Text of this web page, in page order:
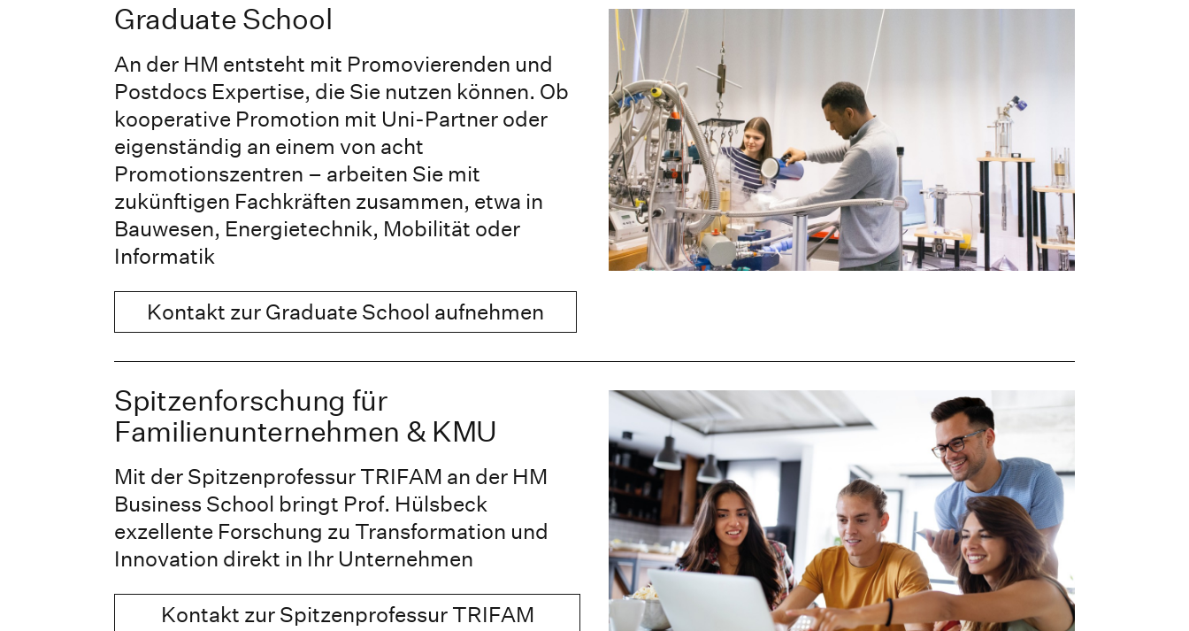
Graduate School
An der HM entsteht mit Promovierenden und
Postdocs Expertise, die Sie nutzen können. Ob
kooperative Promotion mit Uni-Partner oder
eigenständig an einem von acht
Promotionszentren – arbeiten Sie mit
zukünftigen Fachkräften zusammen, etwa in
Bauwesen, Energietechnik, Mobilität oder
Informatik
Kontakt zur Graduate School aufnehmen
Spitzenforschung für
Familienunternehmen & KMU
Mit der Spitzenprofessur TRIFAM an der HM
Business School bringt Prof. Hülsbeck
exzellente Forschung zu Transformation und
Innovation direkt in Ihr Unternehmen
Kontakt zur Spitzenprofessur TRIFAM